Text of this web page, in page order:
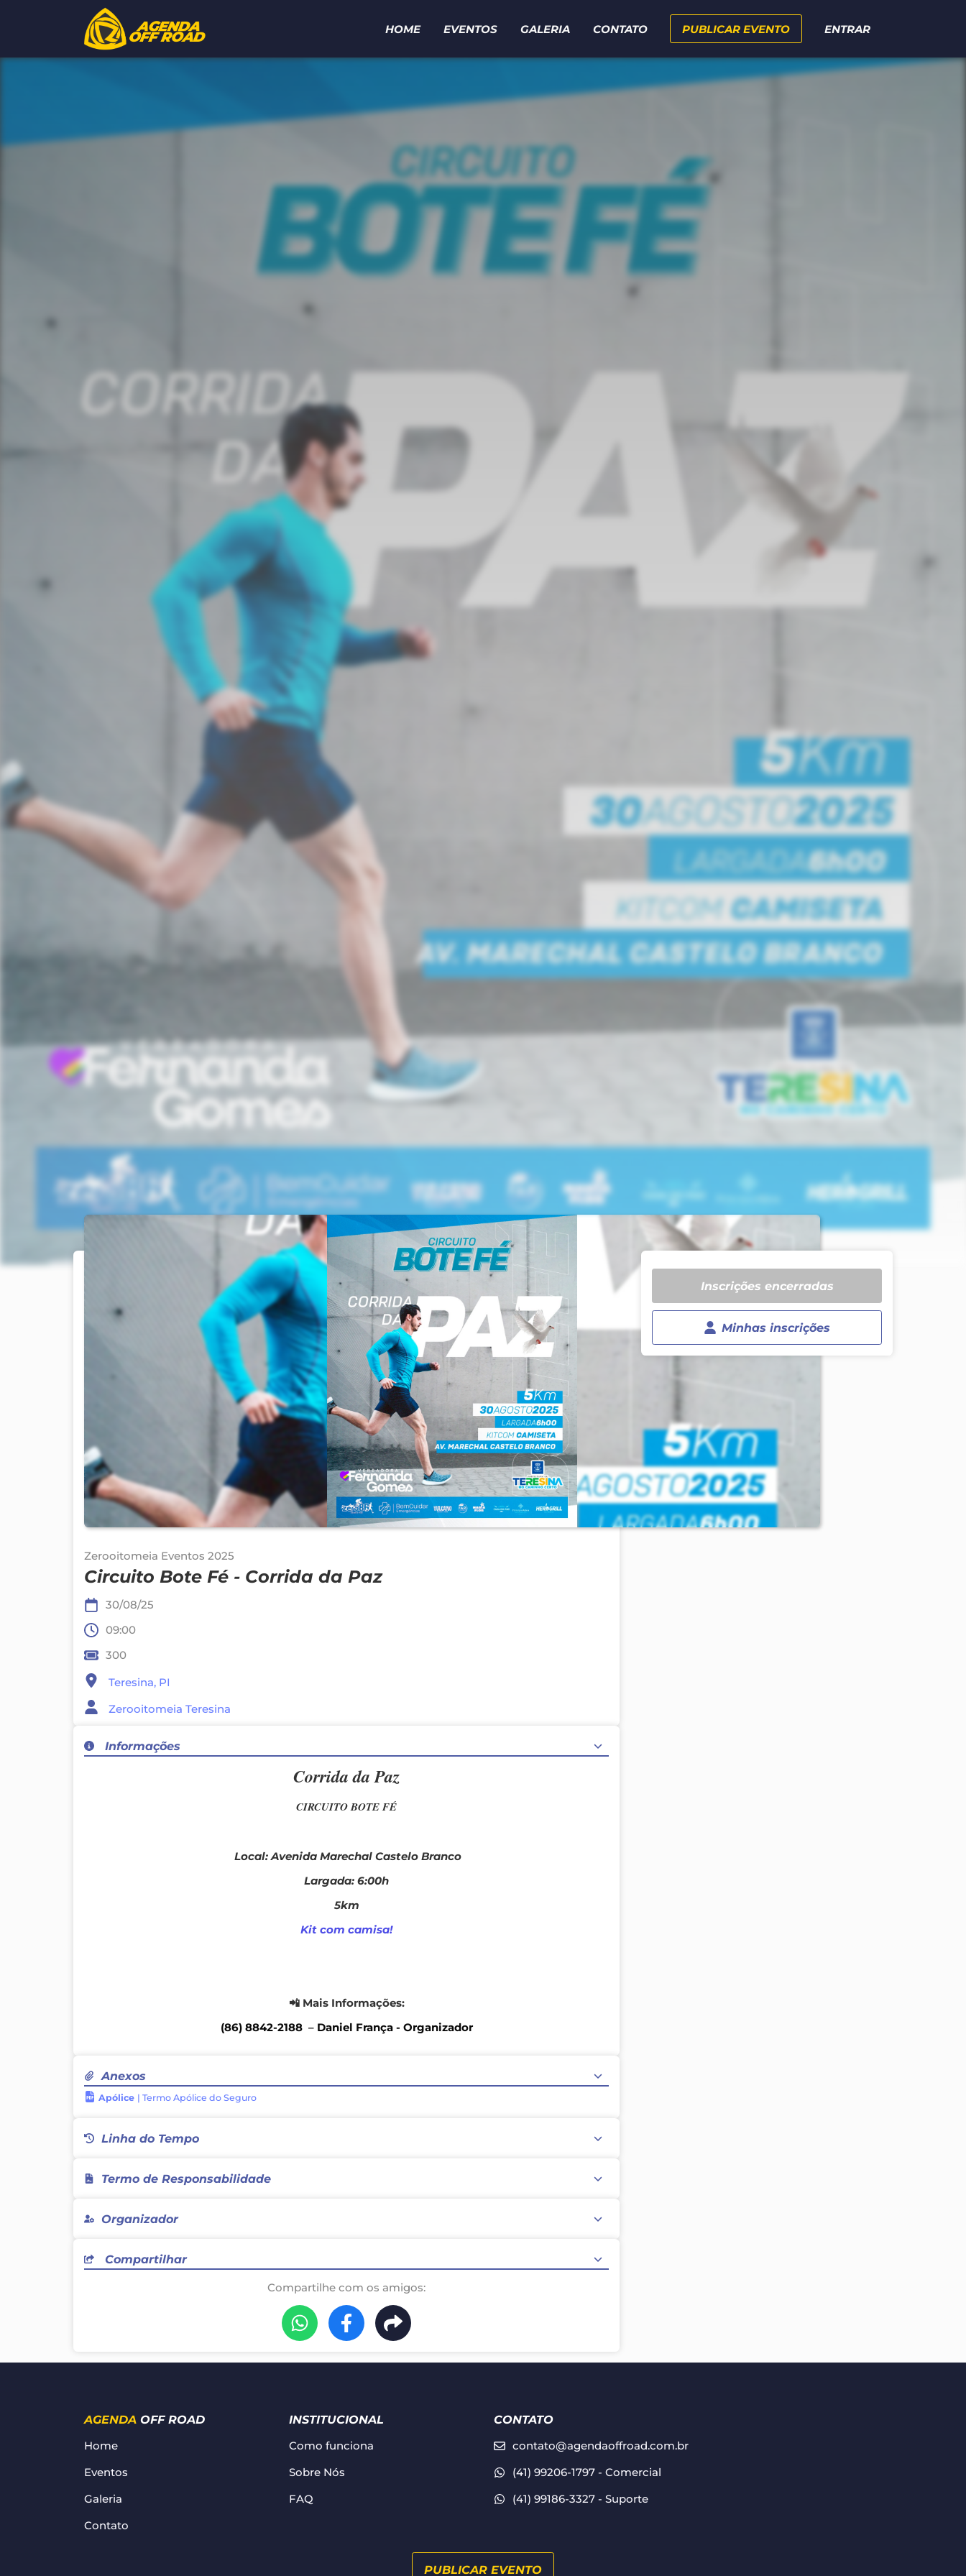
HOME EVENTOS GALERIA CONTATO PUBLICAR EVENTO ENTRAR
Zerooitomeia Eventos 2025
Circuito Bote Fé - Corrida da Paz
30/08/25
09:00
300
Teresina, PI
Zerooitomeia Teresina
Informações
Corrida da Paz
CIRCUITO BOTE FÉ
Local: Avenida Marechal Castelo Branco
Largada: 6:00h
5km
Kit com camisa!
📲 Mais Informações:
(86) 8842-2188 –Daniel França - Organizador
Anexos
Apólice | Termo Apólice do Seguro
Linha do Tempo
Termo de Responsabilidade
quaisquer consequências que eles possam advir, seja a sua própria pessoa ou a terceiros,
Organizador
Zerooitomeia Teresina
Compartilhar
Compartilhe com os amigos:
Inscrições encerradas
Minhas inscrições
AGENDA OFF ROAD
Home
Eventos
Galeria
Contato
INSTITUCIONAL
Como funciona
Sobre Nós
FAQ
CONTATO
contato@agendaoffroad.com.br
(41) 99206-1797 - Comercial
(41) 99186-3327 - Suporte
PUBLICAR EVENTO